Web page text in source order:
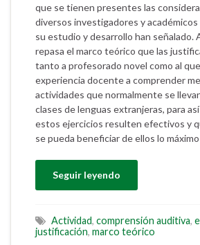
que se tienen presentes las
diversos investigadores y
su estudio y desarrollo han señalado.
repasa el marco teórico que las
tanto a profesorado novel como al
experiencia docente a comprender
actividades que normalmente se
clases de lenguas extranjeras, para
estos ejercicios resulten efectivos y
se pueda beneficiar de ellos lo
Seguir leyendo
Actividad, comprensión auditiva,
justificación, marco teórico